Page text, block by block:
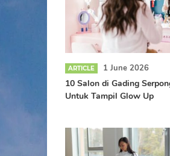
ARTICLE 1 June 2026
10 Salon di Gading
Untuk Tampil Glow Up